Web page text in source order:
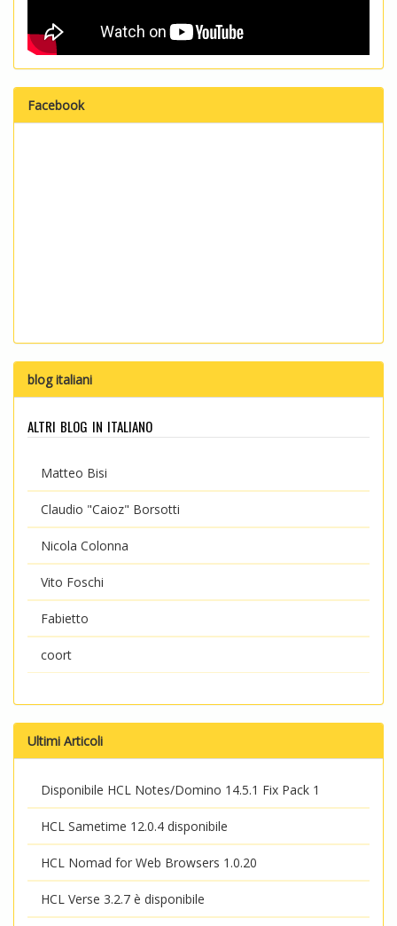
Facebook
blog italiani
altri blog in italiano
Matteo Bisi
Claudio "Caioz" Borsotti
Nicola Colonna
Vito Foschi
Fabietto
coort
Ultimi Articoli
Disponibile HCL Notes/Domino 14.5.1 Fix Pack 1
HCL Sametime 12.0.4 disponibile
HCL Nomad for Web Browsers 1.0.20
HCL Verse 3.2.7 è disponibile